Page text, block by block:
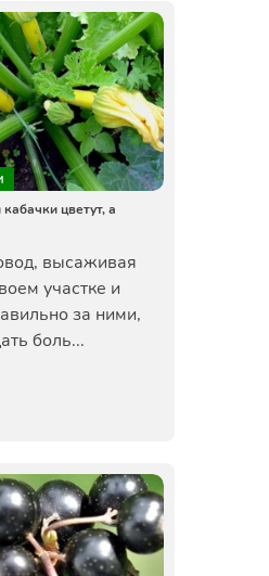
цветут, а
высаживая
участке и
за ними,
боль...